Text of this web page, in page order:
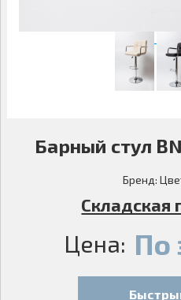
Барный стул
Бренд:
Складская
Цена: По